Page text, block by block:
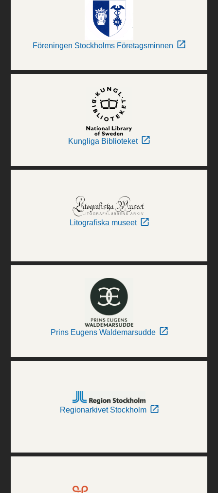
Föreningen Stockholms Företagsminnen
Kungliga Biblioteket
Litografiska museet
Prins Eugens Waldemarsudde
Regionarkivet Stockholm